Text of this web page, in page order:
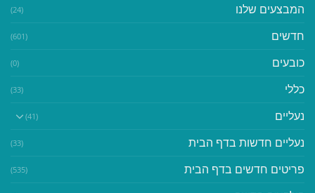
המבצעים שלנו (24)
חדשים (601)
כובעים (0)
כללי (33)
נעליים (41)
נעליים חדשות בדף הבית (33)
פריטים חדשים בדף הבית (535)